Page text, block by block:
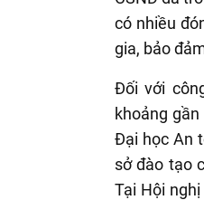
có nhiều
gia, bảo
Đối với
khoảng
Đại học An
sở đào tạo
Tại Hội